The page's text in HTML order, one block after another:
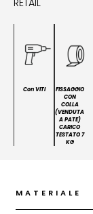
RETAIL
Con VITI
FISSAGGIO
CON
COLLA
(VENDUTA
A PATE)
CARICO
TESTATO 7
KG
MATERIALE